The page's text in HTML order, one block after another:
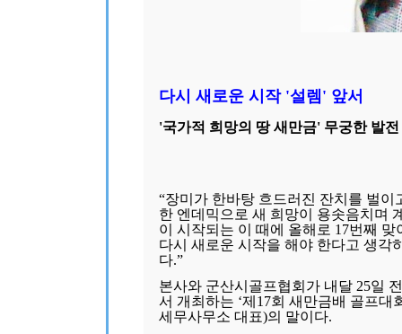
다시 새로운 시작 '설렘' 앞서
'국가적 희망의 땅 새만금' 무궁한 발
“장미가 한바탕 흐드러진 잔치를 벌
한 엔데믹으로 새 희망이 용솟음치며
이 시작되는 이 때에 올해로 17번째
다시 새로운 시작을 해야 한다고 생각
다.”
본사와 군산시골프협회가 내달 25일
서 개최하는 ‘제17회 새만금배 골프대
세무사무소 대표)의 말이다.